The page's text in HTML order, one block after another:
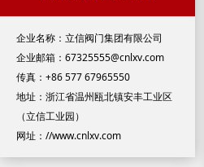
企业名称：立信阀门集团有限公司
企业邮箱：67325555@cnlxv.com
传真：+86 577 67965550
地址：浙江省温州瓯北镇安丰工业区
（立信工业园）
网址：//www.cnlxv.com